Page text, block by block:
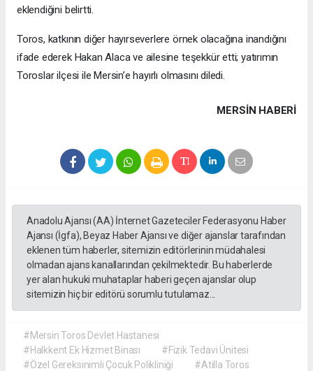
eklendiğini belirtti.
Toros, katkının diğer hayırseverlere örnek olacağına inandığını
ifade ederek Hakan Alaca ve ailesine teşekkür etti; yatırımın
Toroslar ilçesi ile Mersin’e hayırlı olmasını diledi.
MERSIN HABERİ
Anadolu Ajansı (AA) İnternet Gazeteciler Federasyonu Haber
Ajansı (İgfa), Beyaz Haber Ajansı ve diğer ajanslar tarafından
eklenen tüm haberler, sitemizin editörlerinin müdahalesi
olmadan ajans kanallarından çekilmektedir. Bu haberlerde
yer alan hukuki muhataplar haberi geçen ajanslar olup
sitemizin hiç bir editörü sorumlu tutulamaz...
#Mersin Toros Devlet Hastanesi
#Halkkent Ek Hizmet Binası
#Fizik Tedavi Ünitesi
#Özel Gereksinimli Çocuk Polikliniği
#Atilla Toros